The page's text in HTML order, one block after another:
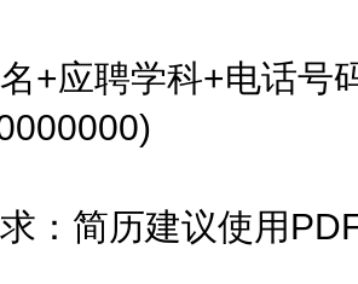
应聘学科+电话号
简历建议使用PDF